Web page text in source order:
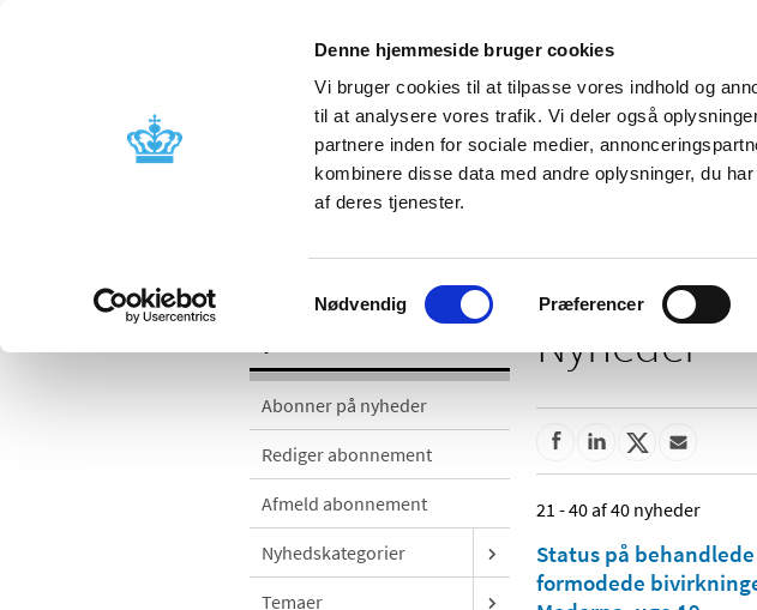
Denne hjemmeside bruger cookies
Vi bruger cookies til at tilpasse vores indhold og
til at analysere vores trafik. Vi deler også
partnere inden for sociale medier,
kombinere disse data med andre oplysninger, du
af deres tjenester.
Samtykkevalg
Nødvendig Præferencer
Godkendelse og
Bivirkninger og
produktinformation
Abonner på nyheder
Rediger abonnement
Afmeld abonnement
Nyhedskategorier
Temaer
Nyheder
21 - 40 af 40 nyheder
Status på
formodede